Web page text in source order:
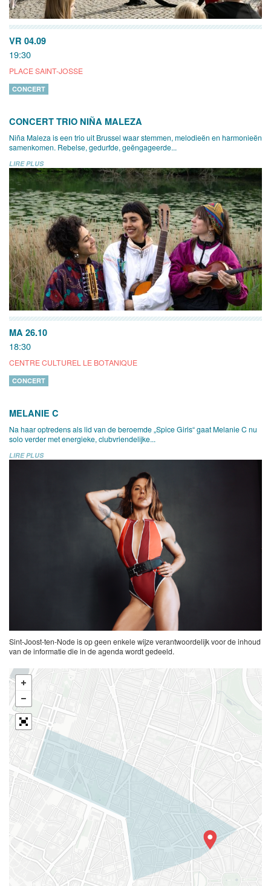
VR 04.09
19:30
PLACE SAINT-JOSSE
CONCERT
CONCERT TRIO NIÑA MALEZA
Niña Maleza is een trio uit Brussel waar stemmen, melodieën en harmonieën
samenkomen. Rebelse, gedurfde, geëngageerde...
LIRE PLUS
MA 26.10
18:30
CENTRE CULTUREL LE BOTANIQUE
CONCERT
MELANIE C
Na haar optredens als lid van de beroemde „Spice Girls“ gaat Melanie C nu
solo verder met energieke, clubvriendelijke...
LIRE PLUS
Sint-Joost-ten-Node is op geen enkele wijze verantwoordelijk voor de inhoud
van de informatie die in de agenda wordt gedeeld.